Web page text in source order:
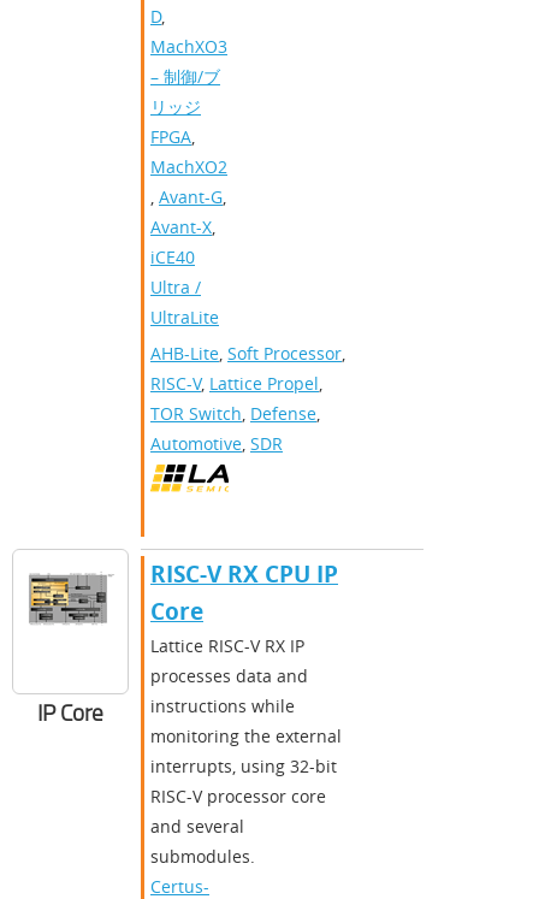
D,
MachXO3
– 制御/ブ
リッジ
FPGA
MachXO2
Avant-G
Avant-X
iCE40
Ultra /
UltraLite
AHB-Lite Soft Processor
RISC-V, Lattice Propel
TOR Switch Defense
Automotive SDR
IP Core
RISC-V RX CPU IP
Core
Lattice RISC-V RX IP
processes data and
instructions while
monitoring the external
interrupts, using 32-bit
RISC-V processor core
and several
submodules.
Certus-